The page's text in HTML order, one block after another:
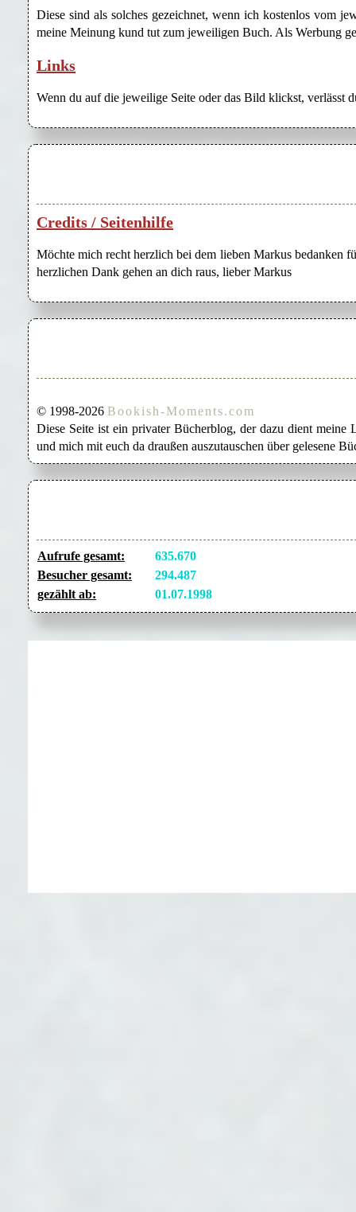
Diese sind als solches gezeichnet, wenn ich kostenlos vom
meine Meinung kund tut zum jeweiligen Buch. Als Werbung
Links
Wenn du auf die jeweilige Seite oder das Bild klickst, verlässt
Credits / Seitenhilfe
Möchte mich recht herzlich bei dem lieben Markus bedanken
herzlichen Dank gehen an dich raus, lieber Markus
© 1998-2026 Bookish-Moments.com
Diese Seite ist ein privater Bücherblog, der dazu dient meine
und mich mit euch da draußen auszutauschen über gelesene
Aufrufe gesamt:
635.670
Besucher gesamt:
294.487
gezählt ab:
01.07.1998